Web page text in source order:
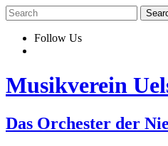
Skip
to
contentFollow Us
Musikverein
Das Orchester der